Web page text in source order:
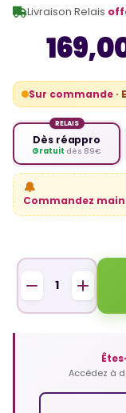
Sur commande ·
RELAIS
Dès réappro
Gratuit dès 89€
🔔
Commandez
Livraison Relais
Accédez à